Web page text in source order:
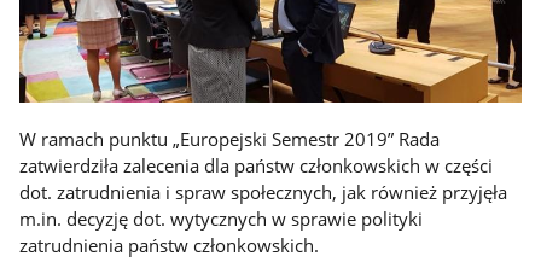
W ramach punktu „Europejski Semestr 2019” Rada
zatwierdziła zalecenia dla państw członkowskich w części
dot. zatrudnienia i spraw społecznych, jak również przyjęła
m.in. decyzję dot. wytycznych w sprawie polityki
zatrudnienia państw członkowskich.